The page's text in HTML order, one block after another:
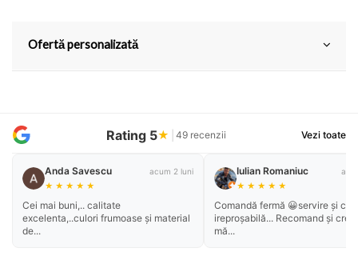
Ofertă personalizată
Rating 5★ 49 recenzii Vezi toate
Anda Savescu
★ ★ ★ ★ ★
acum 2 luni
Cei mai buni,.. calitate
excelenta,..culori frumoase și material
de...
Iulian Romaniuc
★ ★ ★ ★ ★
Comandă fermă 😀servire și
ireproșabilă... Recomand și cred
mă...